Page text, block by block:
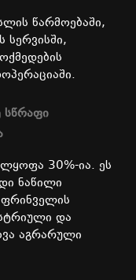
წარმოებაში,
სერვისში,
.
სწრაფი
30%-ია. ეს
ნაწილი
ფრინველის
და
აგრარული